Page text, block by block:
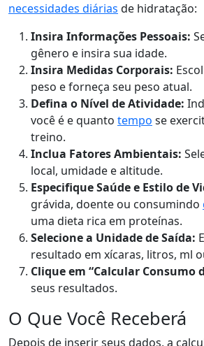
necessidades diárias de hidratação:
Insira Informações Pessoais:
gênero e insira sua idade.
Insira Medidas Corporais:
peso e forneça seu peso atual.
Defina o Nível de Atividade:
você é e quanto tempo se
treino.
Inclua Fatores Ambientais:
local, umidade e altitude.
Especifique Saúde e Estilo de
grávida, doente ou consumindo
uma dieta rica em proteínas.
Selecione a Unidade de Saída:
resultado em xícaras, litros, ml
Clique em “Calcular Consumo
seus resultados.
O Que Você Receberá
Depois de inserir seus dados, a